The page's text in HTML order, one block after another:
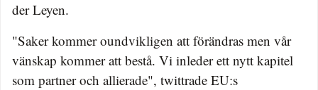
der Leyen.
"Saker kommer oundvikligen att förändras men vår
vänskap kommer att bestå. Vi inleder ett nytt kapitel
som partner och allierade", twittrade EU:s